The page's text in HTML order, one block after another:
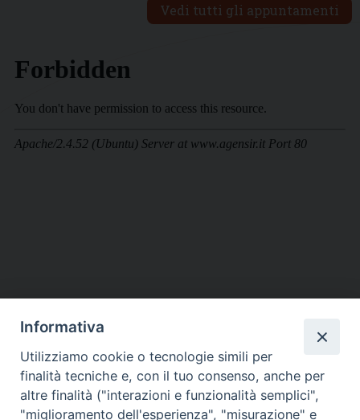
Vedi tutti gli appuntamenti
DIOCESI SUBURBICARIA DI ALBANO
Contatti:Tel.: 06.93268401 - Fax.: 06.9323844
E-mail:curia@diocesidialbano.it
Informativa
Utilizziamo cookie o tecnologie simili per
finalità tecniche e, con il tuo consenso, anche per
altre finalità ("interazioni e funzionalità semplici",
"miglioramento dell'esperienza", "misurazione" e